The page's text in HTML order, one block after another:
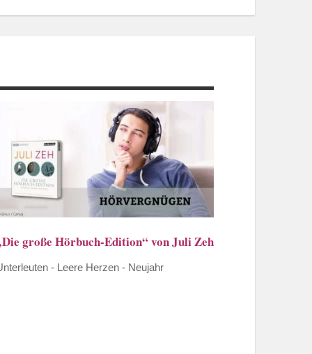
große Hörbuch-Edition“ von Juli Zeh
- Leere Herzen - Neujahr